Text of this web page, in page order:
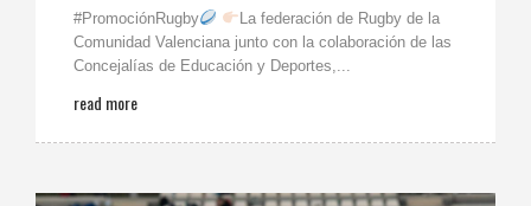
#PromociónRugby
La federación de Rugby de la
Comunidad Valenciana junto con la colaboración de las
Concejalías de Educación y Deportes,...
read more